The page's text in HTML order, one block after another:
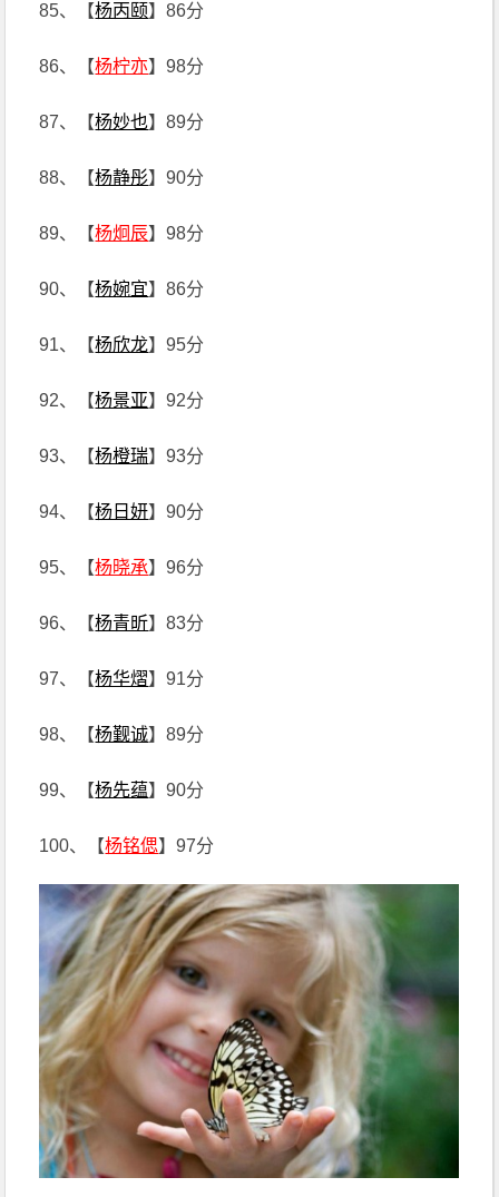
85、【杨丙颐】86分
86、【杨柠亦】98分
87、【杨妙也】89分
88、【杨静彤】90分
89、【杨炯辰】98分
90、【杨婉宜】86分
91、【杨欣龙】95分
92、【杨景亚】92分
93、【杨橙瑞】93分
94、【杨日妍】90分
95、【杨晓承】96分
96、【杨青昕】83分
97、【杨华熠】91分
98、【杨觐诚】89分
99、【杨先蕴】90分
100、【杨铭偲】97分